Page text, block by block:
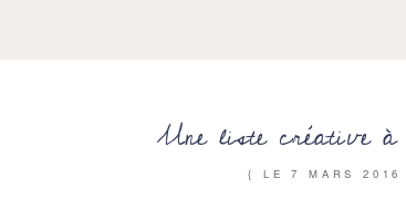
Une liste créative à
{ LE7 MARS 2016